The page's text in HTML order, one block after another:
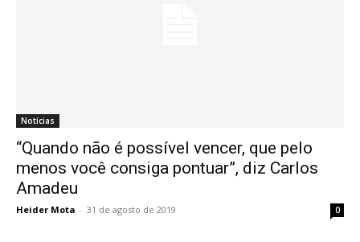
Notícias
“Quando não é possível vencer, que pelo
menos você consiga pontuar”, diz Carlos
Amadeu
Heider Mota - 31 de agosto de 2019 0